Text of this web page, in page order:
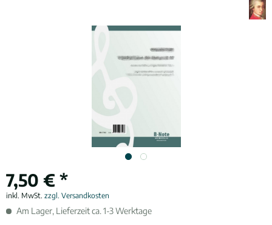
7,50 € *
inkl. MwSt. zzgl. Versandkosten
Am Lager, Lieferzeit ca. 1-3 Werktage